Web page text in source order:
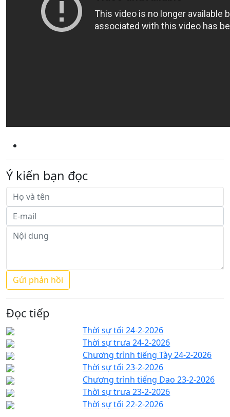
Ý kiến bạn đọc
Đọc tiếp
Thời sự tối 24-2-2026
Thời sự trưa 24-2-2026
Chương trình tiếng Tày 24-2-2026
Thời sự tối 23-2-2026
Chương trình tiếng Dao 23-2-2026
Thời sự trưa 23-2-2026
Thời sự tối 22-2-2026